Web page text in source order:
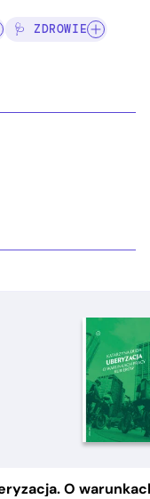
🩺 ZDROWIE
O